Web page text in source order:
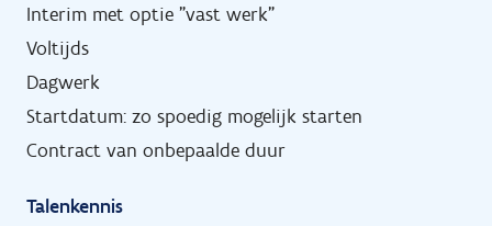
Interim met optie "vast werk"
Voltijds
Dagwerk
Startdatum: zo spoedig mogelijk starten
Contract van onbepaalde duur
Talenkennis